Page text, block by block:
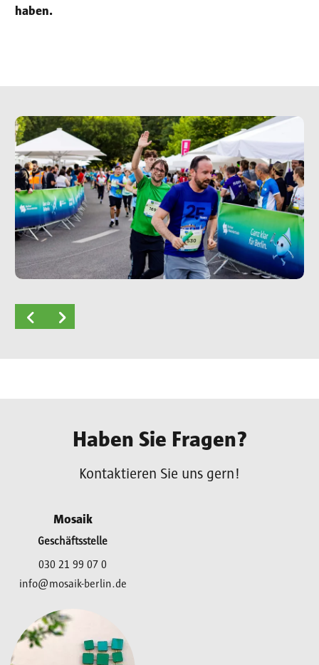
haben.
Image
Haben Sie Fragen?
Kontaktieren Sie uns gern!
Mosaik
Geschäftsstelle
030 21 99 07 0
info@mosaik-berlin.de